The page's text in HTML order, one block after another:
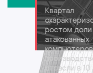
РусскийКвартал
ростом доли
атакованных
отрасли в 10